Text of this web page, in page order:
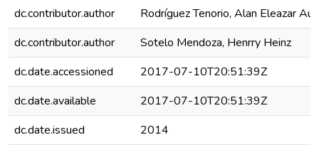
dc.contributor.author
Rodríguez Tenorio, Alan Eleazar
dc.contributor.author
Sotelo Mendoza, Henrry Heinz
dc.date.accessioned
2017-07-10T20:51:39Z
dc.date.available
2017-07-10T20:51:39Z
dc.date.issued
2014